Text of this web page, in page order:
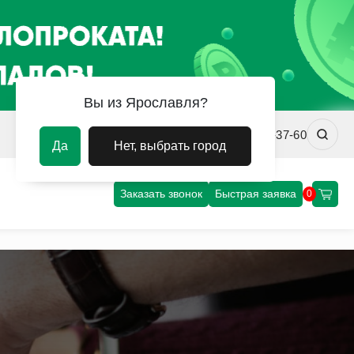
+7 (4852) 67-37-60
Заказать звонок Быстрая заявка 0
Вы из Ярославля?
Да Нет, выбрать город